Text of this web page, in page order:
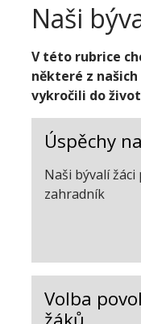
Naši
V této rubrice
některé z
vykročili do
Úspěchy
Naši bývalí
zahradník
Volba